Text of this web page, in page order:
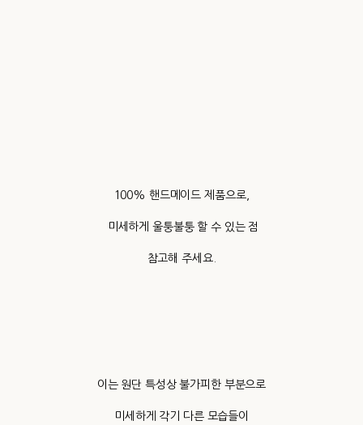
100% 핸드메이드 제품으로,
미세하게 울퉁불퉁 할 수 있는 점
참고해 주세요.
이는 원단 특성상 불가피한 부분으로
미세하게 각기 다른 모습들이